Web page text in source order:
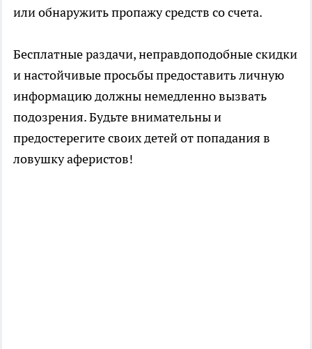
или обнаружить пропажу средств со счета.
Бесплатные раздачи, неправдоподобные скидки
и настойчивые просьбы предоставить личную
информацию должны немедленно вызвать
подозрения. Будьте внимательны и
предостерегите своих детей от попадания в
ловушку аферистов!